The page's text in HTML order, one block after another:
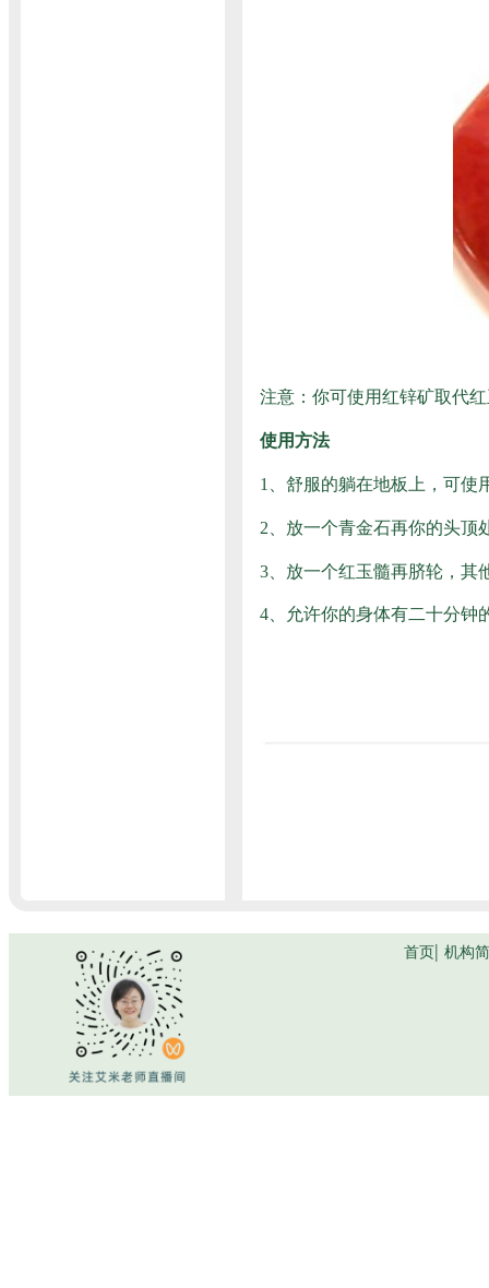
注意：你可使用红锌矿取代
使用方法
1、舒服的躺在地板上，可使
2、放一个青金石再你的头顶
3、放一个红玉髓再脐轮，其
4、允许你的身体有二十分钟